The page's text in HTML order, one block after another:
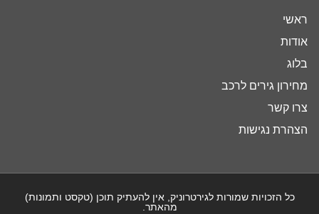
ראשי
אודות
בלוג
מחירון גירים לרכב
צרו קשר
הצהרת נגישות
כל הזכויות שמורות לגירטרוניק, אין להעתיק תוכן (טקסט ותמונות)
מהאתר.